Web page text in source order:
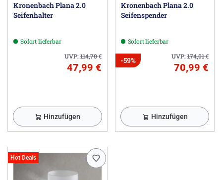
Kronenbach Plana 2.0
Seifenhalter
Sofort lieferbar
UVP:114,70€
47,99 €
Hinzufügen
Kronenbach Plana 2.0
Seifenspender
Sofort lieferbar
UVP:174,01€
-59%
70,99 €
Hinzufügen
Hot Deals